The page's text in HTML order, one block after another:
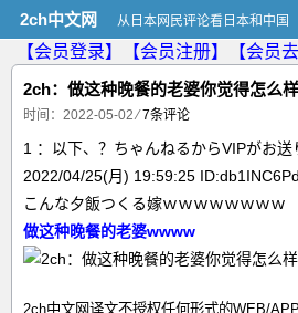
2ch中文网 从日本网民评论看日本和中国
【会员登录】 【会员注册】
【会员
2ch：做这种晚餐的老婆你觉得怎么
时间：2022-05-02 ⁄7条评论
1 ：以下、？ちゃんねるからVIPがお送
2022/04/25(月) 19:59:25
こんな夕飯つくる嫁ｗｗｗｗｗｗｗｗ
做这种晚餐的老婆wwww
2ch中文网译文不授权任何形式的WEB/